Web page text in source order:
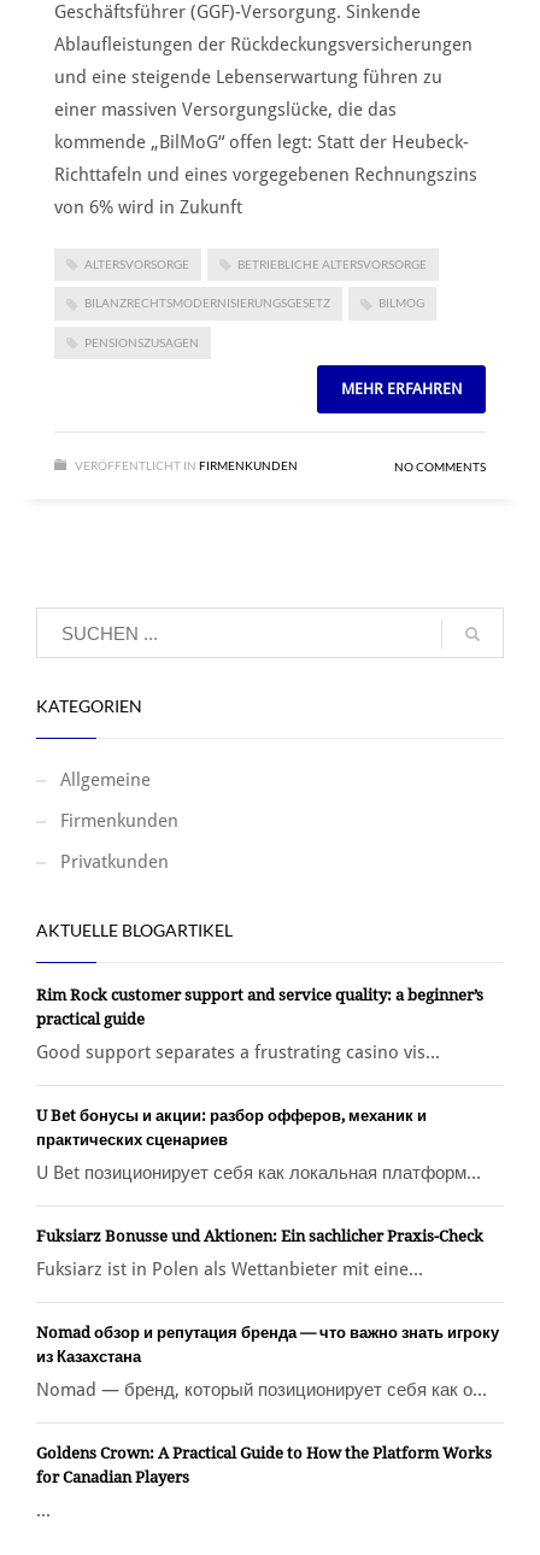
Geschäftsführer (GGF)-Versorgung. Sinkende
Ablaufleistungen der Rückdeckungsversicherungen
und eine steigende Lebenserwartung führen zu
einer massiven Versorgungslücke, die das
kommende „BilMoG“ offen legt: Statt der Heubeck-
Richttafeln und eines vorgegebenen Rechnungszins
von 6% wird in Zukunft
ALTERSVORSORGE BETRIEBLICHE ALTERSVORSORGE
BILANZRECHTSMODERNISIERUNGSGESETZ BILMOG
PENSIONSZUSAGEN
MEHR ERFAHREN
VERÖFFENTLICHT IN FIRMENKUNDEN NO COMMENTS
KATEGORIEN
Allgemeine
Firmenkunden
Privatkunden
AKTUELLE BLOGARTIKEL
Rim Rock customer support and service quality: a beginner’s
practical guide
Good support separates a frustrating casino vis...
U Bet бонусы и акции: разбор офферов, механик и
практических сценариев
U Bet позиционирует себя как локальная платформ...
Fuksiarz Bonusse und Aktionen: Ein sachlicher Praxis-Check
Fuksiarz ist in Polen als Wettanbieter mit eine...
Nomad обзор и репутация бренда — что важно знать игроку
из Казахстана
Nomad — бренд, который позиционирует себя как о...
Goldens Crown: A Practical Guide to How the Platform Works
for Canadian Players
...